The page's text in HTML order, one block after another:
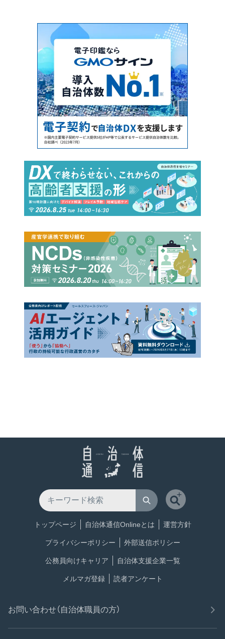
トップページ 自治体通信Onlineとは 運営方針
プライバシーポリシー 外部送信ポリシー
公務員向けキャリア 自治体支援企業一覧
メルマガ登録 読者アンケート
お問い合わせ（自治体職員の方）